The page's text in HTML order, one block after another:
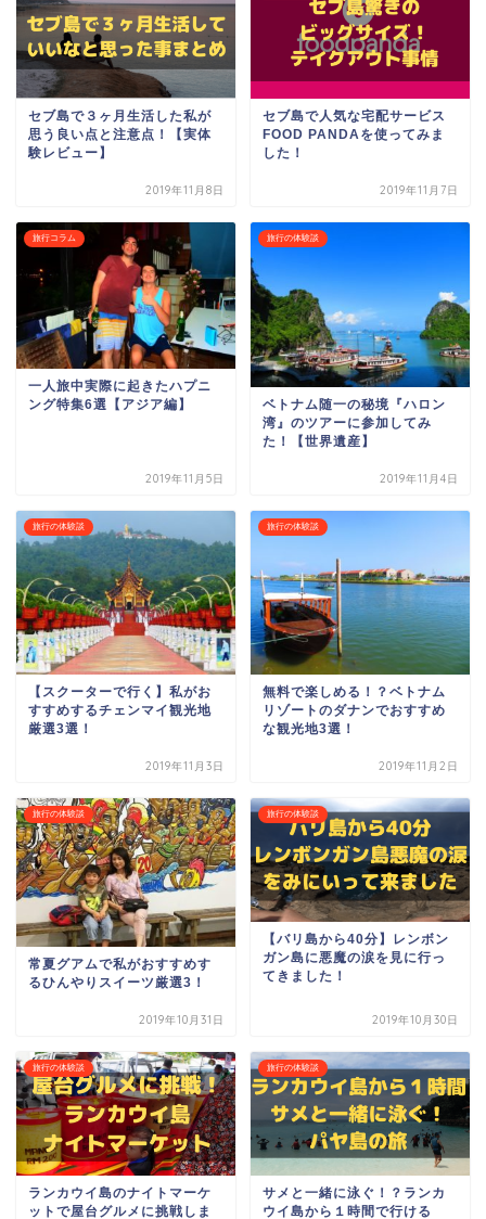
セブ島で３ヶ月生活した私が
思う良い点と注意点！【実体
験レビュー】
2019年11月8日
セブ島で人気な宅配サービス
FOOD PANDAを使ってみま
した！
2019年11月7日
旅行コラム
一人旅中実際に起きたハプニ
ング特集6選【アジア編】
2019年11月5日
旅行の体験談
ベトナム随一の秘境『ハロン
湾』のツアーに参加してみ
た！【世界遺産】
2019年11月4日
旅行の体験談
【スクーターで行く】私がお
すすめするチェンマイ観光地
厳選3選！
2019年11月3日
旅行の体験談
無料で楽しめる！？ベトナム
リゾートのダナンでおすすめ
な観光地3選！
2019年11月2日
旅行の体験談
常夏グアムで私がおすすめす
るひんやりスイーツ厳選3！
2019年10月31日
旅行の体験談
【バリ島から40分】レンボン
ガン島に悪魔の涙を見に行っ
てきました！
2019年10月30日
旅行の体験談
ランカウイ島のナイトマーケ
ットで屋台グルメに挑戦しま
旅行の体験談
サメと一緒に泳ぐ！？ランカ
ウイ島から１時間で行ける